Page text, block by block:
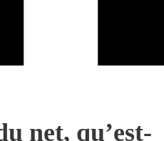
net, qu’est-